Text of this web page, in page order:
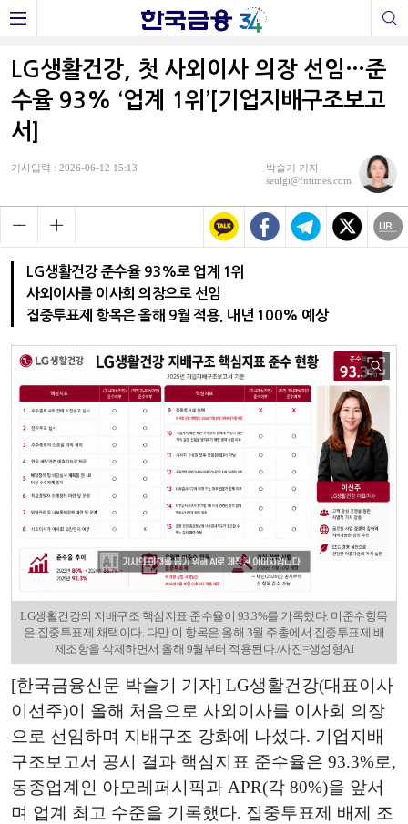
LG생활건강, 첫 사외이사 의장 선임…준
수율 93% ‘업계 1위’[기업지배구조보고
서]
기사입력 : 2026-06-12 15:13
박슬기 기자
seulgi@fntimes.com
LG생활건강 준수율 93%로 업계 1위
사외이사를 이사회 의장으로 선임
집중투표제 항목은 올해 9월 적용, 내년 100% 예상
LG생활건강의 지배구조 핵심지표 준수율이 93.3%를 기록했다. 미준수항목
은 집중투표제 채택이다. 다만 이 항목은 올해 3월 주총에서 집중투표제 배
제조항을 삭제하면서 올해 9월부터 적용된다./사진=생성형AI
[한국금융신문 박슬기 기자] LG생활건강(대표이사
이선주)이 올해 처음으로 사외이사를 이사회 의장
으로 선임하며 지배구조 강화에 나섰다. 기업지배
구조보고서 공시 결과 핵심지표 준수율은 93.3%로,
동종업계인 아모레퍼시픽과 APR(각 80%)을 앞서
며 업계 최고 수준을 기록했다. 집중투표제 배제 조